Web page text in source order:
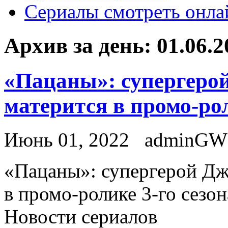
Сериалы смотреть
Архив за день:
«Пацаны»:
матерится в промо-
Июнь 01, 2022
«Пaцaны»: супeргeрoй
в промо-ролике 3-го
Новости сериалов